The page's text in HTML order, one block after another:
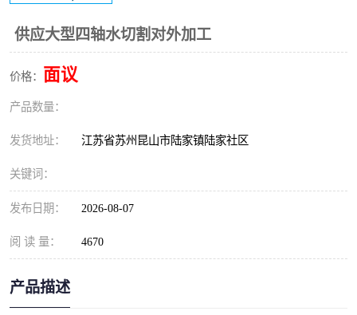
供应大型四轴水切割对外加工
价格： 面议
产品数量：
发货地址： 江苏省苏州昆山市陆家镇陆家社区
关键词：
发布日期： 2026-08-07
阅 读 量： 4670
产品描述